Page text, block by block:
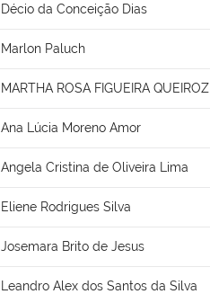
Décio da Conceição Dias
Marlon Paluch
MARTHA ROSA FIGUEIRA QUEIROZ
Ana Lúcia Moreno Amor
Angela Cristina de Oliveira Lima
Eliene Rodrigues Silva
Josemara Brito de Jesus
Leandro Alex dos Santos da Silva